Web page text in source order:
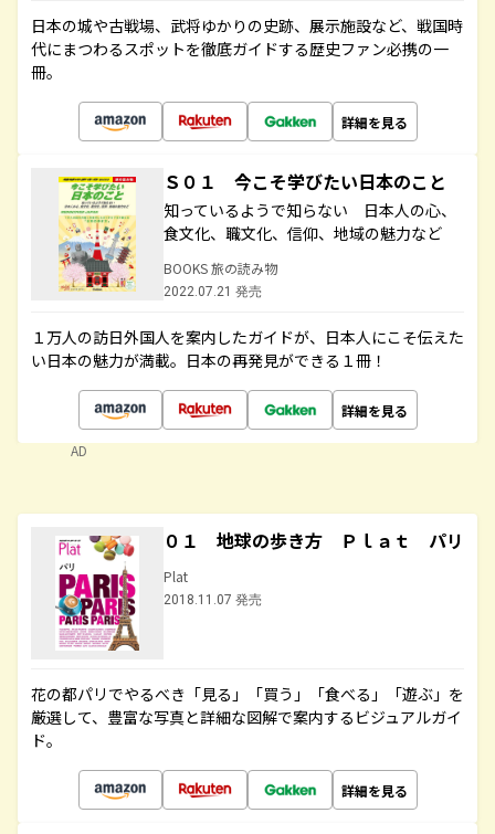
日本の城や古戦場、武将ゆかりの史跡、展示施設など、戦国時
代にまつわるスポットを徹底ガイドする歴史ファン必携の一
冊。
詳細を見る
Ｓ０１ 今こそ学びたい日本のこと
知っているようで知らない 日本人の心、
食文化、職文化、信仰、地域の魅力など
BOOKS 旅の読み物
2022.07.21 発売
１万人の訪日外国人を案内したガイドが、日本人にこそ伝えた
い日本の魅力が満載。日本の再発見ができる１冊！
詳細を見る
AD
０１ 地球の歩き方 Ｐｌａｔ パリ
Plat
2018.11.07 発売
花の都パリでやるべき「見る」「買う」「食べる」「遊ぶ」を
厳選して、豊富な写真と詳細な図解で案内するビジュアルガイ
ド。
詳細を見る